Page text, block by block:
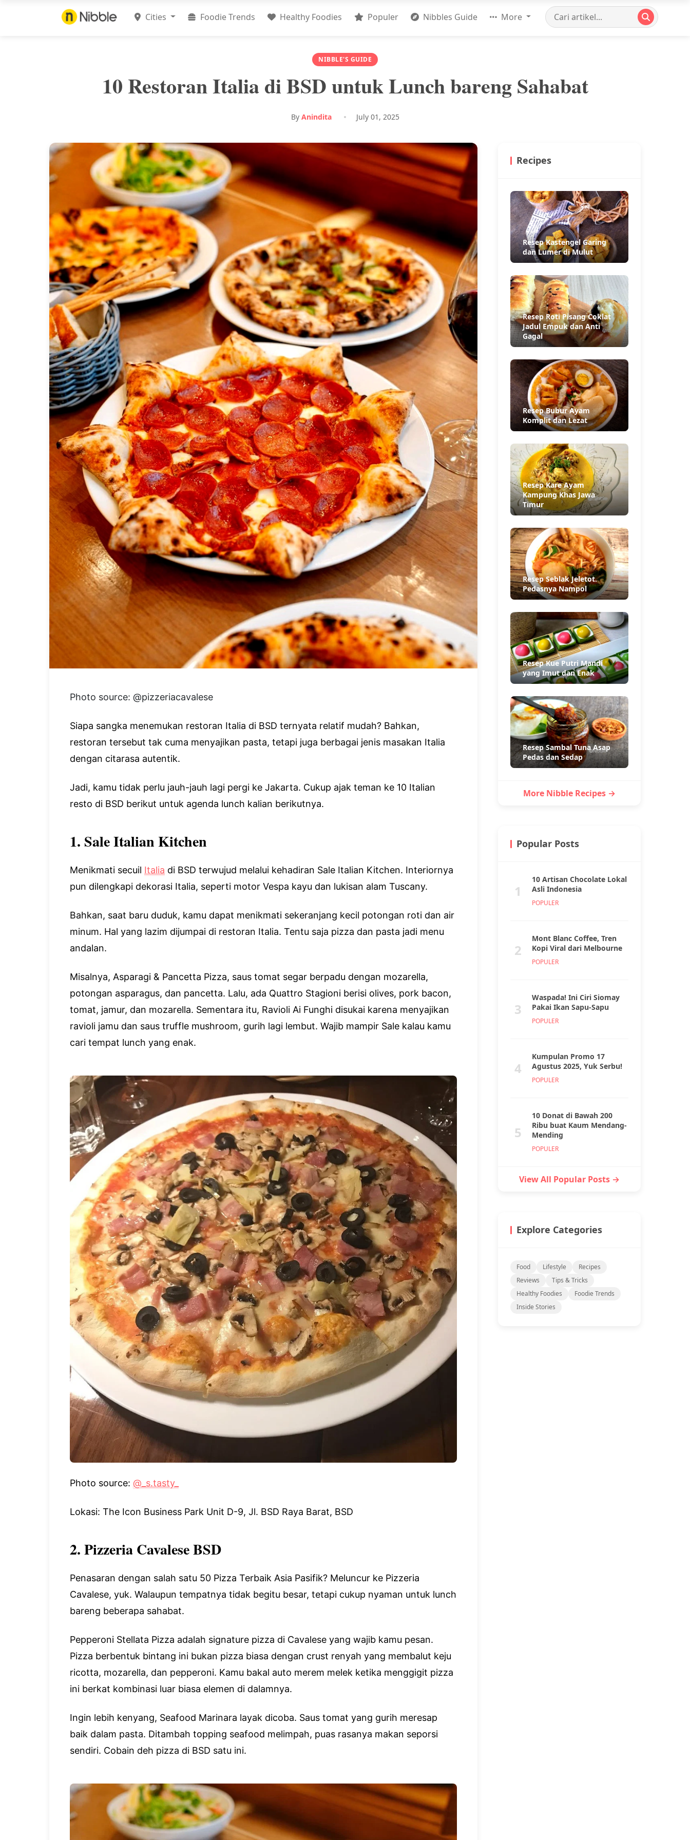
Cities Foodie Trends Healthy Foodies Populer Nibbles Guide More
NIBBLE'S GUIDE
10 Restoran Italia di BSD untuk Lunch bareng Sahabat
By Anindita July 01, 2025
Photo source: @pizzeriacavalese
Siapa sangka menemukan restoran Italia di BSD ternyata relatif mudah? Bahkan,
restoran tersebut tak cuma menyajikan pasta, tetapi juga berbagai jenis masakan Italia
dengan citarasa autentik.
Jadi, kamu tidak perlu jauh-jauh lagi pergi ke Jakarta. Cukup ajak teman ke 10 Italian
resto di BSD berikut untuk agenda lunch kalian berikutnya.
1. Sale Italian Kitchen
Menikmati secuil Italia di BSD terwujud melalui kehadiran Sale Italian Kitchen. Interiornya
pun dilengkapi dekorasi Italia, seperti motor Vespa kayu dan lukisan alam Tuscany.
Bahkan, saat baru duduk, kamu dapat menikmati sekeranjang kecil potongan roti dan air
minum. Hal yang lazim dijumpai di restoran Italia. Tentu saja pizza dan pasta jadi menu
andalan.
Misalnya, Asparagi & Pancetta Pizza, saus tomat segar berpadu dengan mozarella,
potongan asparagus, dan pancetta. Lalu, ada Quattro Stagioni berisi olives, pork bacon,
tomat, jamur, dan mozarella. Sementara itu, Ravioli Ai Funghi disukai karena menyajikan
ravioli jamu dan saus truffle mushroom, gurih lagi lembut. Wajib mampir Sale kalau kamu
cari tempat lunch yang enak.
Photo source: @_s.tasty_
Lokasi: The Icon Business Park Unit D-9, Jl. BSD Raya Barat, BSD
2. Pizzeria Cavalese BSD
Penasaran dengan salah satu 50 Pizza Terbaik Asia Pasifik? Meluncur ke Pizzeria
Cavalese, yuk. Walaupun tempatnya tidak begitu besar, tetapi cukup nyaman untuk lunch
bareng beberapa sahabat.
Pepperoni Stellata Pizza adalah signature pizza di Cavalese yang wajib kamu pesan.
Pizza berbentuk bintang ini bukan pizza biasa dengan crust renyah yang membalut keju
ricotta, mozarella, dan pepperoni. Kamu bakal auto merem melek ketika menggigit pizza
ini berkat kombinasi luar biasa elemen di dalamnya.
Ingin lebih kenyang, Seafood Marinara layak dicoba. Saus tomat yang gurih meresap
baik dalam pasta. Ditambah topping seafood melimpah, puas rasanya makan seporsi
sendiri. Cobain deh pizza di BSD satu ini.
Recipes
Resep Kastengel Garing
dan Lumer di Mulut
Resep Roti Pisang Coklat
Jadul Empuk dan Anti
Gagal
Resep Bubur Ayam
Komplit dan Lezat
Resep Kare Ayam
Kampung Khas Jawa
Timur
Resep Seblak Jeletot.
Pedasnya Nampol
Resep Kue Putri Mandi
yang Imut dan Enak
Resep Sambal Tuna Asap
Pedas dan Sedap
More Nibble Recipes →
Popular Posts
1
10 Artisan Chocolate Lokal
Asli Indonesia
POPULER
2
Mont Blanc Coffee, Tren
Kopi Viral dari Melbourne
POPULER
3
Waspada! Ini Ciri Siomay
Pakai Ikan Sapu-Sapu
POPULER
4
Kumpulan Promo 17
Agustus 2025, Yuk Serbu!
POPULER
5
10 Donat di Bawah 200
Ribu buat Kaum Mendang-
Mending
POPULER
View All Popular Posts →
Explore Categories
Food Lifestyle
Recipes
Reviews
Tips & Tricks
Healthy Foodies
Foodie Trends
Inside Stories